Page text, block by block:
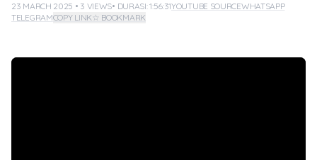
23 MARCH 2025 • 3 VIEWS• DURASI: 1:56:31YOUTUBE SOURCEWHATSAPP
TELEGRAMCOPY LINK☆ BOOKMARK